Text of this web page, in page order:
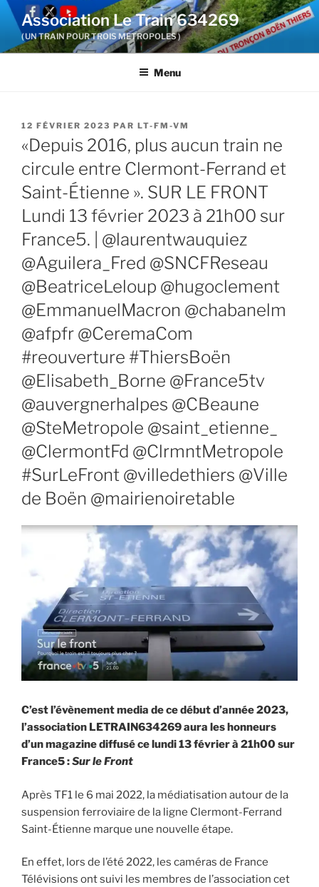
Aller
contenu
Association Le Train 634269
( UN TRAIN POUR TROIS METROPOLES )
Menu
PUBLIÉ
LE
12 FÉVRIER 2023 PAR LT-FM-VM
«Depuis 2016, plus aucun train ne
circule entre Clermont-Ferrand et
Saint-Étienne ». SUR LE FRONT
Lundi 13 février 2023 à 21h00 sur
France5. | @laurentwauquiez
@Aguilera_Fred @SNCFReseau
@BeatriceLeloup @hugoclement
@EmmanuelMacron @chabanelm
@afpfr @CeremaCom
#reouverture #ThiersBoën
@Elisabeth_Borne @France5tv
@auvergnerhalpes @CBeaune
@SteMetropole @saint_etienne_
@ClermontFd @ClrmntMetropole
#SurLeFront @villedethiers @Ville
de Boën @mairienoiretable
C’est l’évènement media de ce début d’année 2023,
l’association LETRAIN634269 aura les honneurs
d’un magazine diffusé ce lundi 13 février à 21h00 sur
France5 :Sur le Front
Après TF1 le 6 mai 2022, la médiatisation autour de la
suspension ferroviaire de la ligne Clermont-Ferrand
Saint-Étienne marque une nouvelle étape.
En effet, lors de l’été 2022, les caméras de France
Télévisions ont suivi les membres de l’association cet